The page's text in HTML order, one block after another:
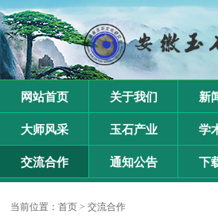
网站首页 关于我们 新
大师风采 玉石产业 学
交流合作 通知公告 下
当前位置：首页 >交流合作